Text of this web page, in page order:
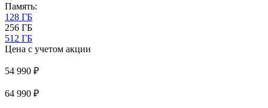
Память:
128 ГБ
256 ГБ
512 ГБ
Цена с учетом акции
54 990 ₽
64 990 ₽